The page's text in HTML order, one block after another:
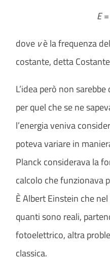
E
dove vè la frequenza
costante, detta
L’idea però non
per quel che se ne
l’energia veniva
poteva variare in
Planck considerava la
calcolo che funzionava
È Albert Einstein che
quanti sono reali,
fotoelettrico, altra
classica.